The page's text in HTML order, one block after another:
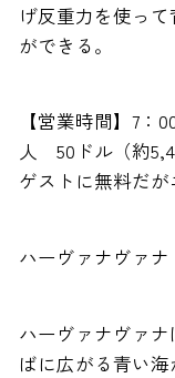
げ反重力を使っ
ができる。
【営業時間】7：
人 50ドル（約
ゲストに無料だ
ハーヴァナヴァナ
ハーヴァナヴァ
ばに広がる青い